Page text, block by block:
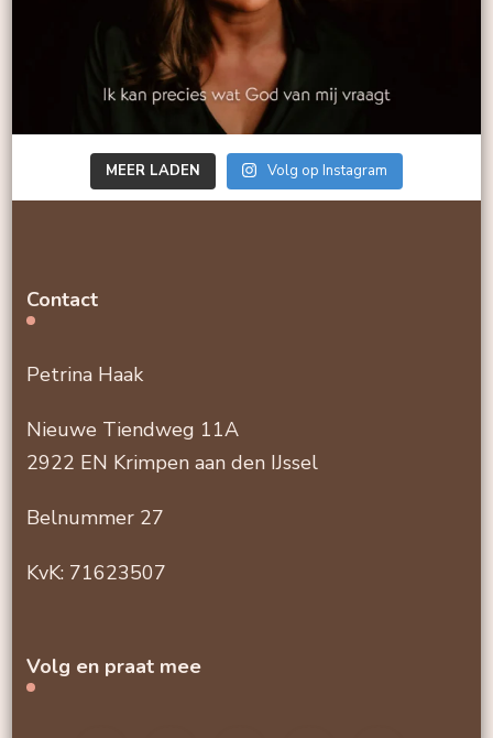
MEER LADEN Volg op Instagram
Contact
Petrina Haak
Nieuwe Tiendweg 11A
2922 EN Krimpen aan den IJssel
Belnummer 27
KvK: 71623507
Volg en praat mee